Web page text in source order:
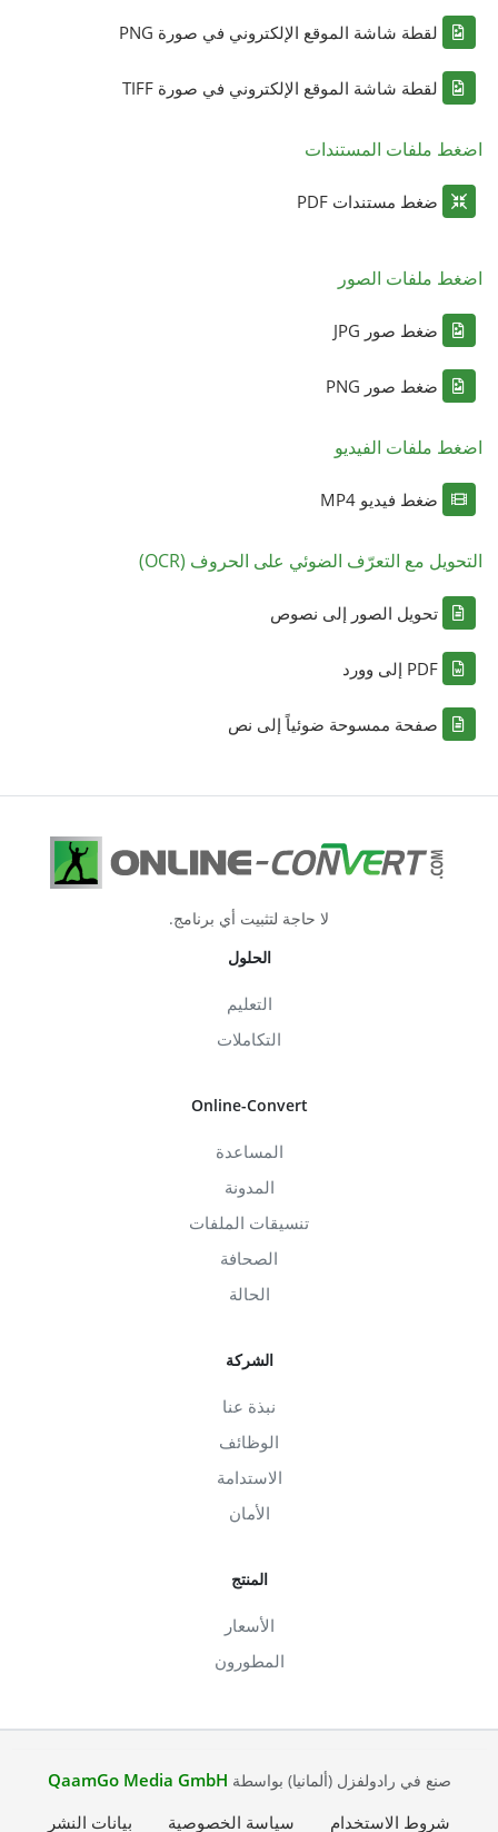
لقطة شاشة الموقع الإلكتروني في صورة PNG
لقطة شاشة الموقع الإلكتروني في صورة TIFF
اضغط ملفات المستندات
ضغط مستندات PDF
اضغط ملفات الصور
ضغط صور JPG
ضغط صور PNG
اضغط ملفات الفيديو
ضغط فيديو MP4
التحويل مع التعرّف الضوئي على الحروف (OCR)
تحويل الصور إلى نصوص
PDF إلى وورد
صفحة ممسوحة ضوئياً إلى نص
لا حاجة لتثبيت أي برنامج.
الحلول
التعليم
التكاملات
Online-Convert
المساعدة
المدونة
تنسيقات الملفات
الصحافة
الحالة
الشركة
نبذة عنا
الوظائف
الاستدامة
الأمان
المنتج
الأسعار
المطورون
صنع في رادولفزل (ألمانيا) بواسطة QaamGo Media GmbH
شروط الاستخدام
سياسة الخصوصية بيانات النشر